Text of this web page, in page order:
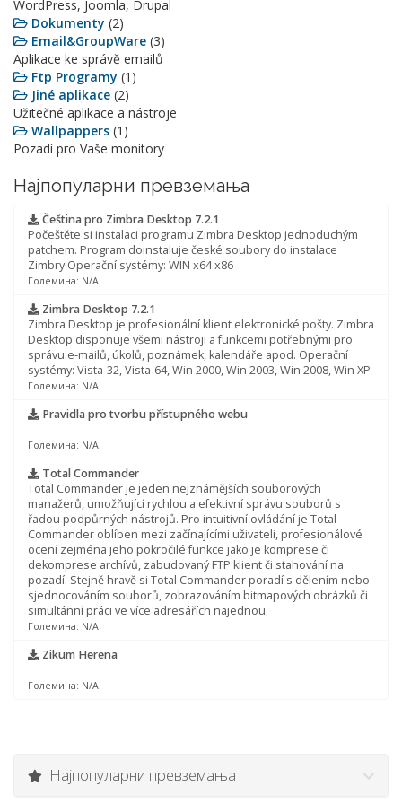
WordPress, Joomla, Drupal
Dokumenty (2)
Email&GroupWare (3)
Aplikace ke správě emailů
Ftp Programy (1)
Jiné aplikace (2)
Užitečné aplikace a nástroje
Wallpappers (1)
Pozadí pro Vaše monitory
Најпопуларни превземања
Čeština pro Zimbra Desktop 7.2.1
Počeštěte si instalaci programu Zimbra Desktop jednoduchým
patchem. Program doinstaluje české soubory do instalace
Zimbry Operační systémy: WIN x64 x86
Големина: N/A
Zimbra Desktop 7.2.1
Zimbra Desktop je profesionální klient elektronické pošty. Zimbra
Desktop disponuje všemi nástroji a funkcemi potřebnými pro
správu e-mailů, úkolů, poznámek, kalendáře apod. Operační
systémy: Vista-32, Vista-64, Win 2000, Win 2003, Win 2008, Win XP
Големина: N/A
Pravidla pro tvorbu přístupného webu
Големина: N/A
Total Commander
Total Commander je jeden nejznámějších souborových
manažerů, umožňující rychlou a efektivní správu souborů s
řadou podpůrných nástrojů. Pro intuitivní ovládání je Total
Commander oblíben mezi začínajícími uživateli, profesionálové
ocení zejména jeho pokročilé funkce jako je komprese či
dekomprese archívů, zabudovaný FTP klient či stahování na
pozadí. Stejně hravě si Total Commander poradí s dělením nebo
sjednocováním souborů, zobrazováním bitmapových obrázků či
simultánní práci ve více adresářích najednou.
Големина: N/A
Zikum Herena
Големина: N/A
Најпопуларни превземања